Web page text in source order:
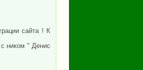
сайта ! К
ником " Денис